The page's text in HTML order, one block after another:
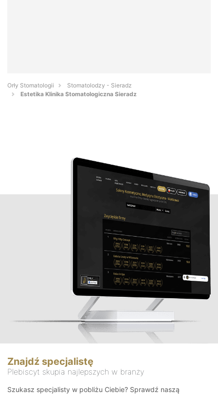
Orły Stomatologii
Stomatolodzy - Sieradz
Estetika Klinika Stomatologiczna Sieradz
Znajdź specjalistę
Plebiscyt skupia najlepszych w branży
Szukasz specjalisty w pobliżu Ciebie? Sprawdź naszą